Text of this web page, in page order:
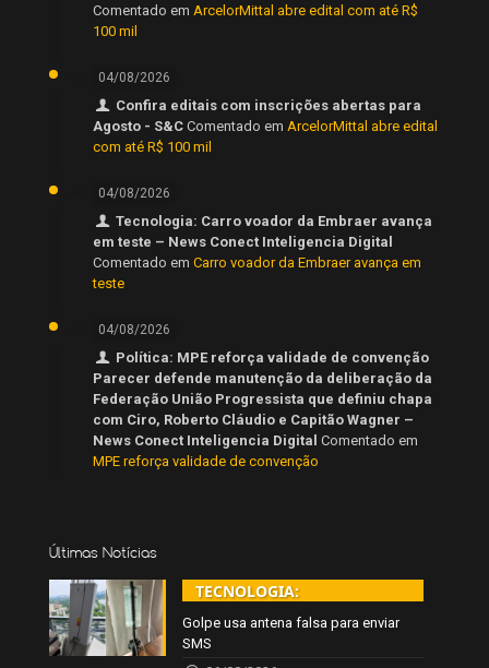
Comentado em ArcelorMittal abre edital com até R$
100 mil
04/08/2026
Confira editais com inscrições abertas para
Agosto - S&C Comentado em ArcelorMittal abre edital
com até R$ 100 mil
04/08/2026
Tecnologia: Carro voador da Embraer avança
em teste – News Conect Inteligencia Digital
Comentado em Carro voador da Embraer avança em
teste
04/08/2026
Política: MPE reforça validade de convenção
Parecer defende manutenção da deliberação da
Federação União Progressista que definiu chapa
com Ciro, Roberto Cláudio e Capitão Wagner –
News Conect Inteligencia Digital Comentado em
MPE reforça validade de convenção
Últimas Notícias
TECNOLOGIA:
Golpe usa antena falsa para enviar
SMS